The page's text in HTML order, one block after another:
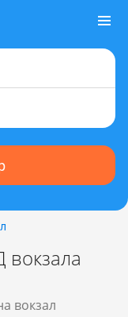
вокзала
вокзал